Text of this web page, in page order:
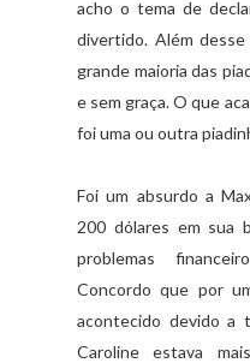
acho o tema de
divertido. Além
grande maioria das
e sem graça. O que
foi uma ou outra
Foi um absurdo a
200 dólares em sua
problemas
Concordo que por
acontecido devido a
Caroline estava